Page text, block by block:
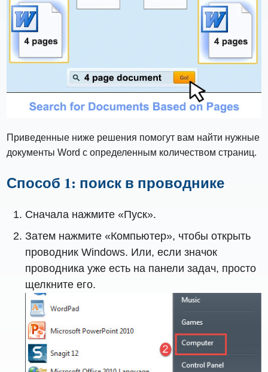
Приведенные ниже решения помогут вам найти нужные
документы Word с определенным количеством страниц.
Способ 1: поиск в проводнике
Сначала нажмите «Пуск».
Затем нажмите «Компьютер», чтобы открыть
проводник Windows. Или, если значок
проводника уже есть на панели задач, просто
щелкните его.